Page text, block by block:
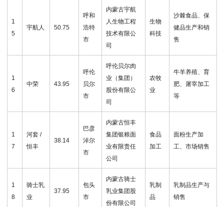
1
5
宇航人 50.75
呼和
浩特
市
内蒙古宇航
人生物工程
技术有限公
司
生物
科技
沙棘食品、保
健品生产和销
售
1
6
中荣 43.95
呼伦
贝尔
市
呼伦贝尔肉
业（集团）
股份有限公
司
农牧
业
牛羊养殖、育
肥、屠宰加工
等
1
7
河套 /
恒丰
38.14
巴彦
淖尔
市
内蒙古恒丰
集团银粮面
业有限责任
公司
食品
加工
面粉生产加
工、市场销售
1
8
骑士乳
业
37.95
包头
市
内蒙古骑士
乳业集团股
份有限公司
乳制
品
乳制品生产与
销售